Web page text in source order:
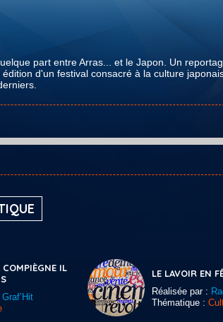
part entre Arras... et le Japon. Un
d'un festival consacré à la culture
IL
LE LAVOIR EN
Réalisée par :
Thématique :